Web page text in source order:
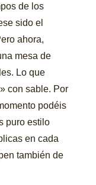
de los
sido el
ahora,
mesa de
Lo que
con sable. Por
podéis
puro estilo
en cada
también de